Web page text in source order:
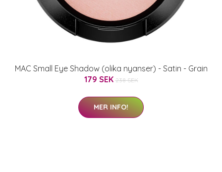
MAC Small Eye Shadow (olika nyanser) - Satin - Grain
179 SEK 238 SEK
MER INFO!